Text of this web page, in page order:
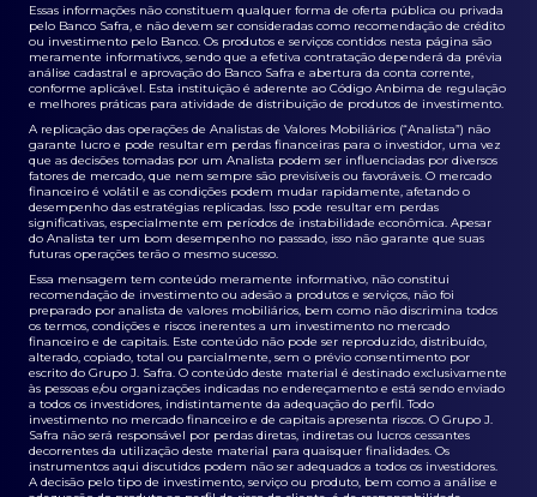
Essas informações não constituem qualquer forma de oferta pública ou privada
pelo Banco Safra, e não devem ser consideradas como recomendação de crédito
ou investimento pelo Banco. Os produtos e serviços contidos nesta página são
meramente informativos, sendo que a efetiva contratação dependerá da prévia
análise cadastral e aprovação do Banco Safra e abertura da conta corrente,
conforme aplicável. Esta instituição é aderente ao Código Anbima de regulação
e melhores práticas para atividade de distribuição de produtos de investimento.
A replicação das operações de Analistas de Valores Mobiliários (“Analista”) não
garante lucro e pode resultar em perdas financeiras para o investidor, uma vez
que as decisões tomadas por um Analista podem ser influenciadas por diversos
fatores de mercado, que nem sempre são previsíveis ou favoráveis. O mercado
financeiro é volátil e as condições podem mudar rapidamente, afetando o
desempenho das estratégias replicadas. Isso pode resultar em perdas
significativas, especialmente em períodos de instabilidade econômica. Apesar
do Analista ter um bom desempenho no passado, isso não garante que suas
futuras operações terão o mesmo sucesso.
Essa mensagem tem conteúdo meramente informativo, não constitui
recomendação de investimento ou adesão a produtos e serviços, não foi
preparado por analista de valores mobiliários, bem como não discrimina todos
os termos, condições e riscos inerentes a um investimento no mercado
financeiro e de capitais. Este conteúdo não pode ser reproduzido, distribuído,
alterado, copiado, total ou parcialmente, sem o prévio consentimento por
escrito do Grupo J. Safra. O conteúdo deste material é destinado exclusivamente
às pessoas e/ou organizações indicadas no endereçamento e está sendo enviado
a todos os investidores, indistintamente da adequação do perfil. Todo
investimento no mercado financeiro e de capitais apresenta riscos. O Grupo J.
Safra não será responsável por perdas diretas, indiretas ou lucros cessantes
decorrentes da utilização deste material para quaisquer finalidades. Os
instrumentos aqui discutidos podem não ser adequados a todos os investidores.
A decisão pelo tipo de investimento, serviço ou produto, bem como a análise e